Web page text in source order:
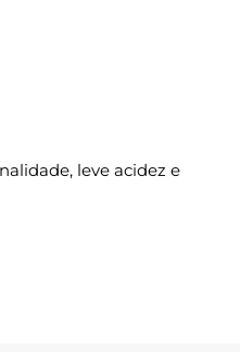
leve acidez e